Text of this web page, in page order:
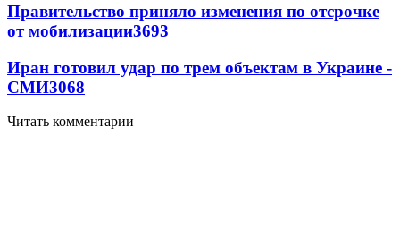
Правительство приняло изменения по отсрочке
от мобилизации3693
Иран готовил удар по трем объектам в Украине -
СМИ3068
Читать комментарии